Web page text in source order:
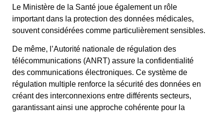
Le Ministère de la Santé joue également un rôle
important dans la protection des données médicales,
souvent considérées comme particulièrement sensibles.
De même, l’Autorité nationale de régulation des
télécommunications (ANRT) assure la confidentialité
des communications électroniques. Ce système de
régulation multiple renforce la sécurité des données en
créant des interconnexions entre différents secteurs,
garantissant ainsi une approche cohérente pour la